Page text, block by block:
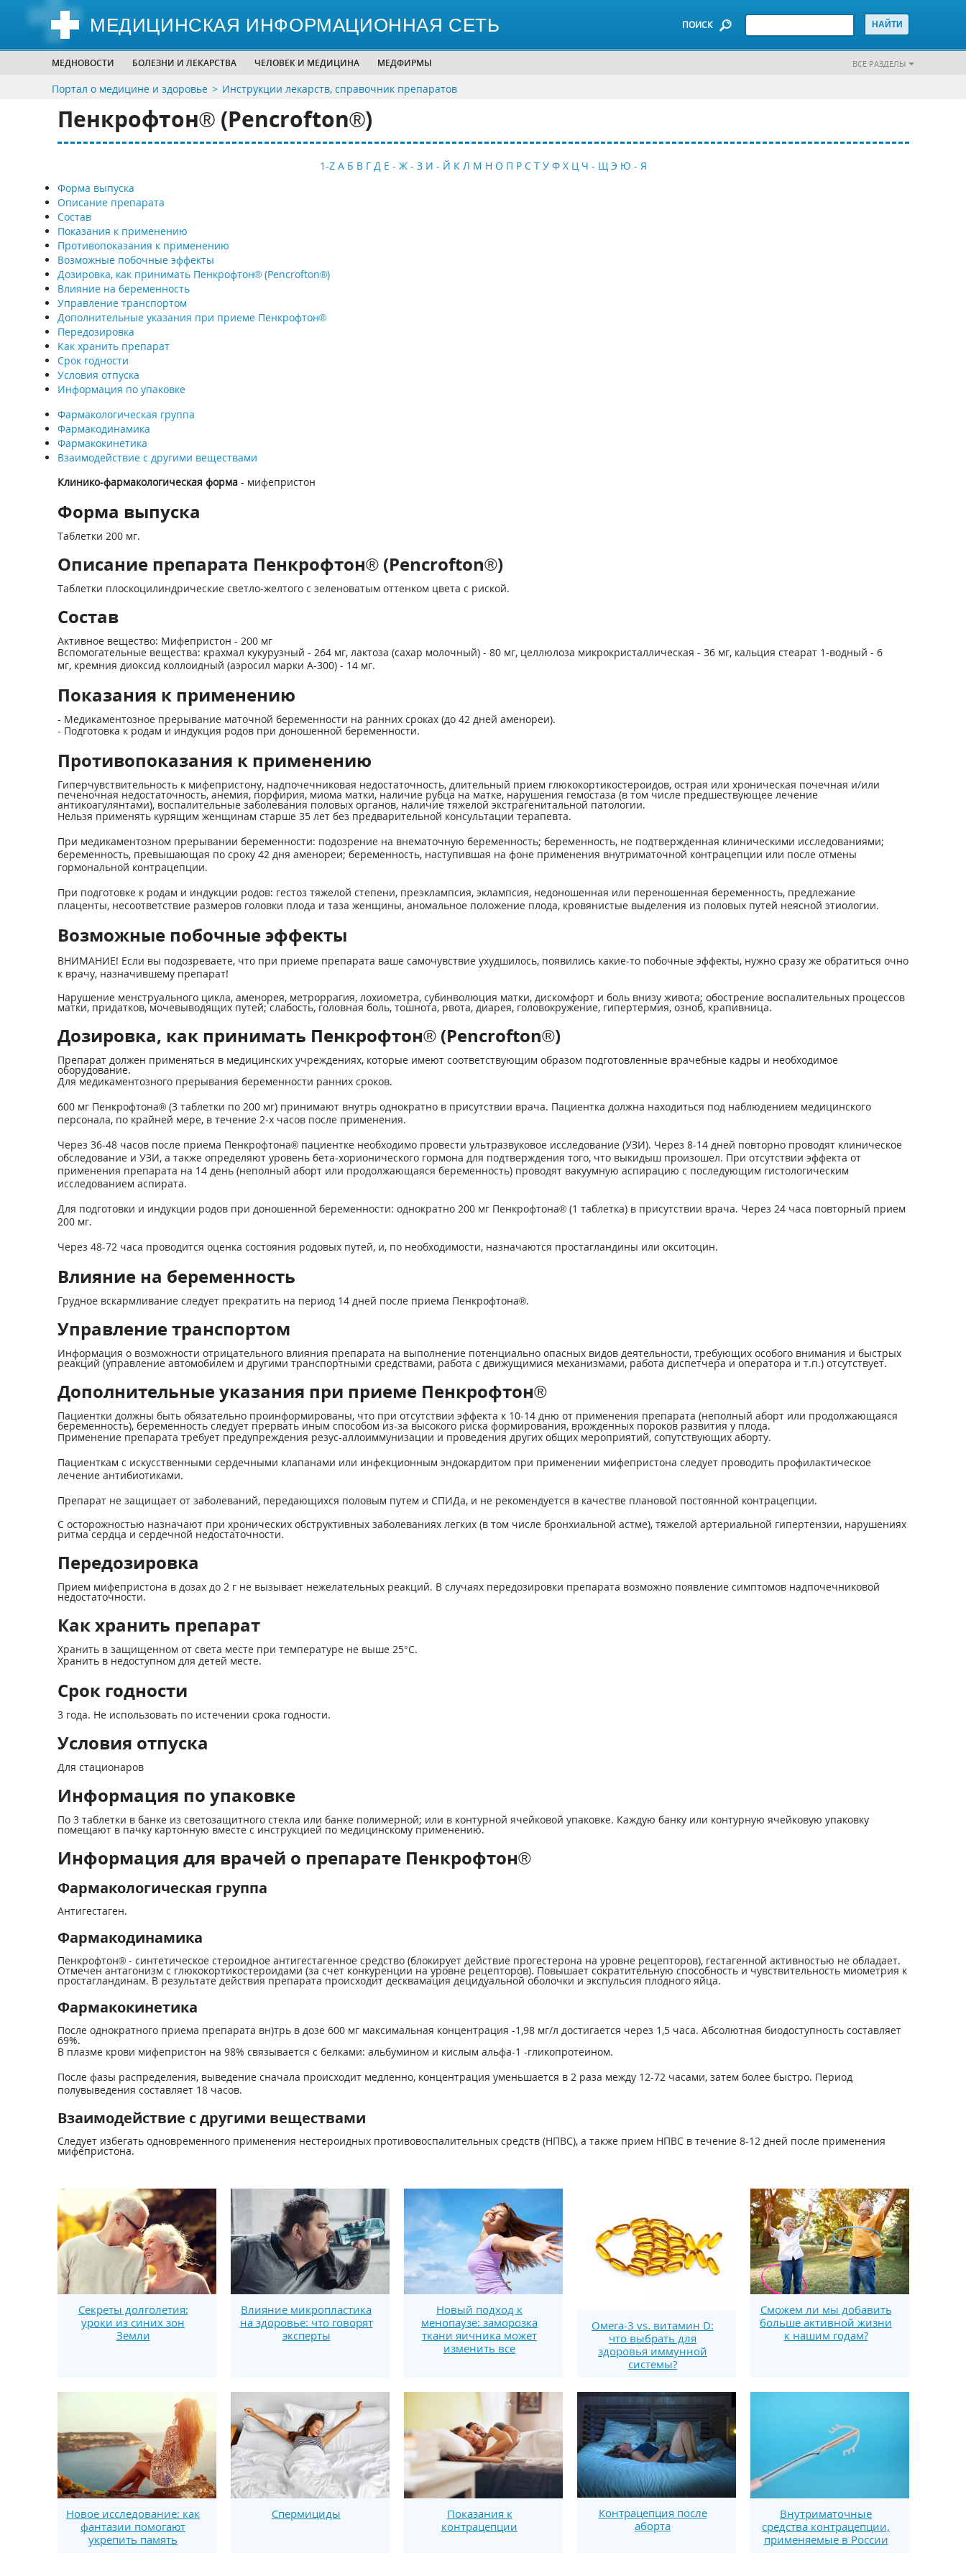
МЕДИЦИНСКАЯ ИНФОРМАЦИОННАЯ СЕТЬ ПОИСК
МЕДНОВОСТИ БОЛЕЗНИ И ЛЕКАРСТВА ЧЕЛОВЕК И МЕДИЦИНА МЕДФИРМЫ ВСЕ РАЗДЕЛЫ
Портал о медицине и здоровье Инструкции лекарств, справочник препаратов
Пенкрофтон® (Pencrofton®)
1-Z А Б В Г Д Е - Ж - З И - Й К Л М Н О П Р С Т У Ф Х Ц Ч - Щ Э Ю - Я
Форма выпуска
Описание препарата
Состав
Показания к применению
Противопоказания к применению
Возможные побочные эффекты
Дозировка, как принимать Пенкрофтон® (Pencrofton®)
Влияние на беременность
Управление транспортом
Дополнительные указания при приеме Пенкрофтон®
Передозировка
Как хранить препарат
Срок годности
Условия отпуска
Информация по упаковке
Фармакологическая группа
Фармакодинамика
Фармакокинетика
Взаимодействие с другими веществами
Клинико-фармакологическая форма- мифепристон
Форма выпуска
Таблетки 200 мг.
Описание препарата Пенкрофтон® (Pencrofton®)
Таблетки плоскоцилиндрические светло-желтого с зеленоватым оттенком цвета с риской.
Состав
Активное вещество: Мифепристон - 200 мг
Вспомогательные вещества: крахмал кукурузный - 264 мг, лактоза (сахар молочный) - 80 мг, целлюлоза микрокристаллическая - 36 мг, кальция стеарат 1-водный - 6
мг, кремния диоксид коллоидный (аэросил марки А-300) - 14 мг.
Показания к применению
- Медикаментозное прерывание маточной беременности на ранних сроках (до 42 дней аменореи).
- Подготовка к родам и индукция родов при доношенной беременности.
Противопоказания к применению
Гиперчувствительность к мифепристону, надпочечниковая недостаточность, длительный прием глюкокортикостероидов, острая или хроническая почечная и/или
печеночная недостаточность, анемия, порфирия, миома матки, наличие рубца на матке, нарушения гемостаза (в том числе предшествующее лечение
антикоагулянтами), воспалительные заболевания половых органов, наличие тяжелой экстрагенитальной патологии.
Нельзя применять курящим женщинам старше 35 лет без предварительной консультации терапевта.
При медикаментозном прерывании беременности: подозрение на внематочную беременность; беременность, не подтвержденная клиническими исследованиями;
беременность, превышающая по сроку 42 дня аменореи; беременность, наступившая на фоне применения внутриматочной контрацепции или после отмены
гормональной контрацепции.
При подготовке к родам и индукции родов: гестоз тяжелой степени, преэклампсия, эклампсия, недоношенная или переношенная беременность, предлежание
плаценты, несоответствие размеров головки плода и таза женщины, аномальное положение плода, кровянистые выделения из половых путей неясной этиологии.
Возможные побочные эффекты
ВНИМАНИЕ! Если вы подозреваете, что при приеме препарата ваше самочувствие ухудшилось, появились какие-то побочные эффекты, нужно сразу же обратиться очно
к врачу, назначившему препарат!
Нарушение менструального цикла, аменорея, метроррагия, лохиометра, субинволюция матки, дискомфорт и боль внизу живота; обострение воспалительных процессов
матки, придатков, мочевыводящих путей; слабость, головная боль, тошнота, рвота, диарея, головокружение, гипертермия, озноб, крапивница.
Дозировка, как принимать Пенкрофтон® (Pencrofton®)
Препарат должен применяться в медицинских учреждениях, которые имеют соответствующим образом подготовленные врачебные кадры и необходимое
оборудование.
Для медикаментозного прерывания беременности ранних сроков.
600 мг Пенкрофтона® (3 таблетки по 200 мг) принимают внутрь однократно в присутствии врача. Пациентка должна находиться под наблюдением медицинского
персонала, по крайней мере, в течение 2-х часов после применения.
Через 36-48 часов после приема Пенкрофтона® пациентке необходимо провести ультразвуковое исследование (УЗИ). Через 8-14 дней повторно проводят клиническое
обследование и УЗИ, а также определяют уровень бета-хорионического гормона для подтверждения того, что выкидыш произошел. При отсутствии эффекта от
применения препарата на 14 день (неполный аборт или продолжающаяся беременность) проводят вакуумную аспирацию с последующим гистологическим
исследованием аспирата.
Для подготовки и индукции родов при доношенной беременности: однократно 200 мг Пенкрофтона® (1 таблетка) в присутствии врача. Через 24 часа повторный прием
200 мг.
Через 48-72 часа проводится оценка состояния родовых путей, и, по необходимости, назначаются простагландины или окситоцин.
Влияние на беременность
Грудное вскармливание следует прекратить на период 14 дней после приема Пенкрофтона®.
Управление транспортом
Информация о возможности отрицательного влияния препарата на выполнение потенциально опасных видов деятельности, требующих особого внимания и быстрых
реакций (управление автомобилем и другими транспортными средствами, работа с движущимися механизмами, работа диспетчера и оператора и т.п.) отсутствует.
Дополнительные указания при приеме Пенкрофтон®
Пациентки должны быть обязательно проинформированы, что при отсутствии эффекта к 10-14 дню от применения препарата (неполный аборт или продолжающаяся
беременность), беременность следует прервать иным способом из-за высокого риска формирования, врожденных пороков развития у плода.
Применение препарата требует предупреждения резус-аллоиммунизации и проведения других общих мероприятий, сопутствующих аборту.
Пациенткам с искусственными сердечными клапанами или инфекционным эндокардитом при применении мифепристона следует проводить профилактическое
лечение антибиотиками.
Препарат не защищает от заболеваний, передающихся половым путем и СПИДа, и не рекомендуется в качестве плановой постоянной контрацепции.
С осторожностью назначают при хронических обструктивных заболеваниях легких (в том числе бронхиальной астме), тяжелой артериальной гипертензии, нарушениях
ритма сердца и сердечной недостаточности.
Передозировка
Прием мифепристона в дозах до 2 г не вызывает нежелательных реакций. В случаях передозировки препарата возможно появление симптомов надпочечниковой
недостаточности.
Как хранить препарат
Хранить в защищенном от света месте при температуре не выше 25°С.
Хранить в недоступном для детей месте.
Срок годности
3 года. Не использовать по истечении срока годности.
Условия отпуска
Для стационаров
Информация по упаковке
По 3 таблетки в банке из светозащитного стекла или банке полимерной; или в контурной ячейковой упаковке. Каждую банку или контурную ячейковую упаковку
помещают в пачку картонную вместе с инструкцией по медицинскому применению.
Информация для врачей о препарате Пенкрофтон®
Фармакологическая группа
Антигестаген.
Фармакодинамика
Пенкрофтон® - синтетическое стероидное антигестагенное средство (блокирует действие прогестерона на уровне рецепторов), гестагенной активностью не обладает.
Отмечен антагонизм с глюкокортикостероидами (за счет конкуренции на уровне рецепторов). Повышает сократительную способность и чувствительность миометрия к
простагландинам. В результате действия препарата происходит десквамация децидуальной оболочки и экспульсия плодного яйца.
Фармакокинетика
После однократного приема препарата вн)трь в дозе 600 мг максимальная концентрация -1,98 мг/л достигается через 1,5 часа. Абсолютная биодоступность составляет
69%.
В плазме крови мифепристон на 98% связывается с белками: альбумином и кислым альфа-1 -гликопротеином.
После фазы распределения, выведение сначала происходит медленно, концентрация уменьшается в 2 раза между 12-72 часами, затем более быстро. Период
полувыведения составляет 18 часов.
Взаимодействие с другими веществами
Следует избегать одновременного применения нестероидных противовоспалительных средств (НПВС), а также прием НПВС в течение 8-12 дней после применения
мифепристона.
Секреты долголетия:
уроки из синих зон
Земли
Влияние микропластика
на здоровье: что говорят
эксперты
Новый подход к
менопаузе: заморозка
ткани яичника может
изменить все
Омега-3 vs. витамин D:
что выбрать для
здоровья иммунной
системы?
Сможем ли мы добавить
больше активной жизни
к нашим годам?
Новое исследование: как
фантазии помогают
укрепить память
Спермициды
Показания к
контрацепции
Контрацепция после
аборта
Внутриматочные
средства контрацепции,
применяемые в России